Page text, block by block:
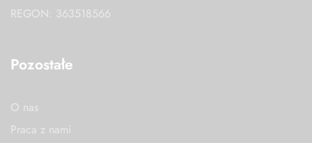
REGON: 363518566
Pozostałe
O nas
Praca z nami